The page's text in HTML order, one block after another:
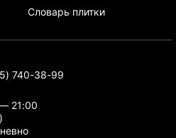
Словарь плитки
740-38-99
21:00